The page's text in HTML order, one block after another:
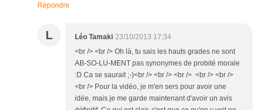
Répondre
L Léo Tamaki 23/10/2013 17:34
<br /> <br /> Oh là, tu sais les hauts grades ne sont
AB-SO-LU-MENT pas synonymes de probité morale
:D Ca se saurait ;-)<br /> <br /> <br /> <br /> <br />
<br /> Pour la vidéo, je m'en sers pour avoir une
idée, mais je me garde maintenant d'avoir un avis